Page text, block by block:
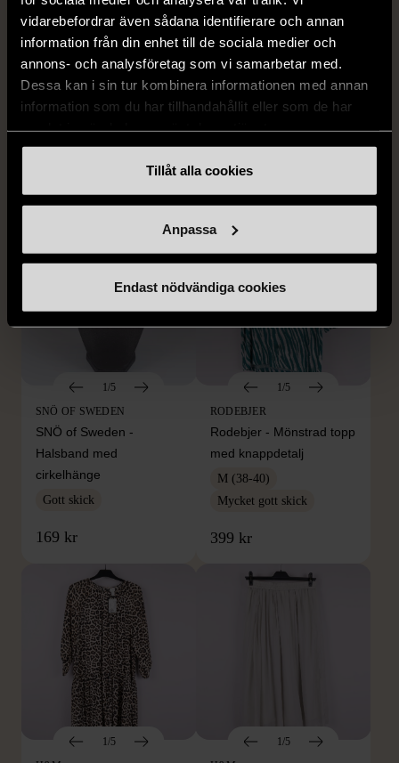
vidarebefordrar även sådana identifierare och annan
information från din enhet till de sociala medier och
annons- och analysföretag som vi samarbetar med.
Dessa kan i sin tur kombinera informationen med annan
information som du har tillhandahållit eller som de har
Tillåt alla cookies
Anpassa
Endast nödvändiga cookies
1/5
Edblad - Glow - Armband
Mycket gott skick
DYRBERG/KERN
Dyrberg/Kern - Delise -
Halsband med
Mycket gott skick
1/5
SNÖ OF SWEDEN
SNÖ of Sweden -
Halsband med
cirkelhänge
Gott skick
169 kr
1/5
RODEBJER
Rodebjer - Mönstrad topp
med knappdetalj
M (38-40)
Mycket gott skick
399 kr
1/5
1/5